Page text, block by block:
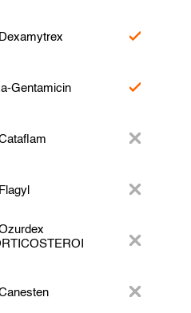
Dexamytrex
Gentamicin
Flagyl